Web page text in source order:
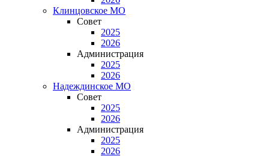
Клинцовское МО
Совет
2025
2026
Администрация
2025
2026
Надеждинское МО
Совет
2025
2026
Администрация
2025
2026